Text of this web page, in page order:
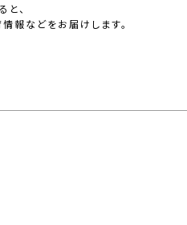
、
報などをお届けします。